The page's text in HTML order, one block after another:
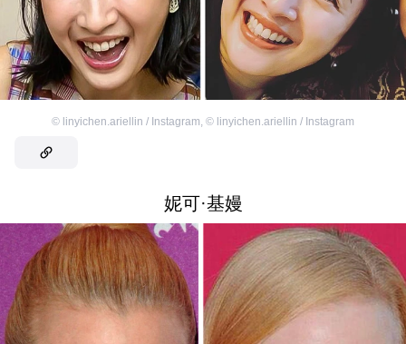
© linyichen.ariellin / Instagram, © linyichen.ariellin / Instagram
妮可·基嫚